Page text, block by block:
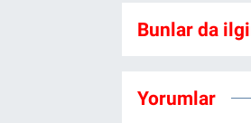
Bunlar da
Yorumlar